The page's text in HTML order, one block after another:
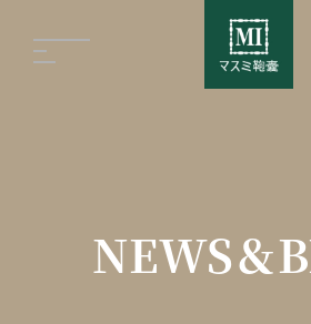
NEWS＆